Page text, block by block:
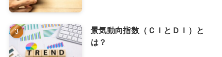
景気動向指数（ＣＩとＤＩ）と
は？